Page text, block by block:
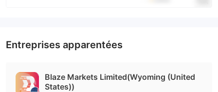
Entreprises apparentées
Blaze Markets Limited(Wyoming (United
States))